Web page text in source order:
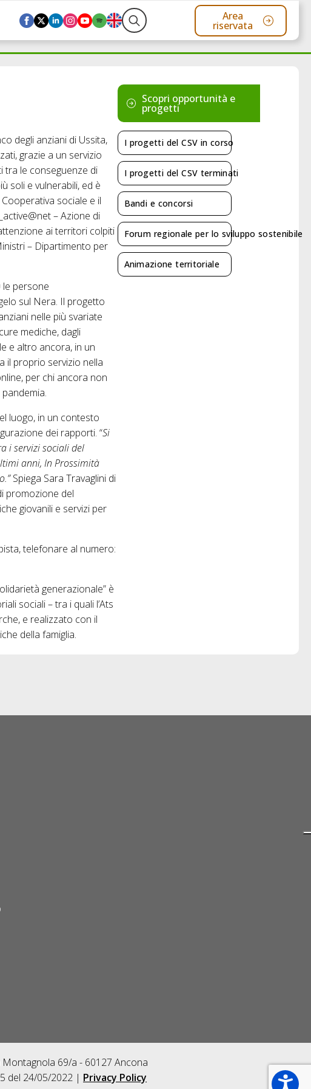
Search
for:
Area
riservata
degli anziani di Ussita,
grazie a un servizio
tra le conseguenze di
soli e vulnerabili, ed è
sociale e il
– Azione di
ai territori colpiti
– Dipartimento per
persone
sul Nera. Il progetto
nelle più svariate
mediche, dagli
e altro ancora, in un
il proprio servizio nella
per chi ancora non
luogo, in un contesto
dei rapporti. “Si
i servizi sociali del
anni, In Prossimità
Spiega Sara Travaglini di
promozione del
giovanili e servizi per
telefonare al numero:
generazionale” è
sociali – tra i quali l’Ats
e realizzato con il
della famiglia.
Scopri opportunità e
progetti
I progetti del CSV in corso
I progetti del CSV terminati
Bandi e concorsi
Forum regionale per lo sviluppo sostenibile
Animazione territoriale
Montagnola 69/a - 60127 Ancona
del 24/05/2022 | Privacy Policy